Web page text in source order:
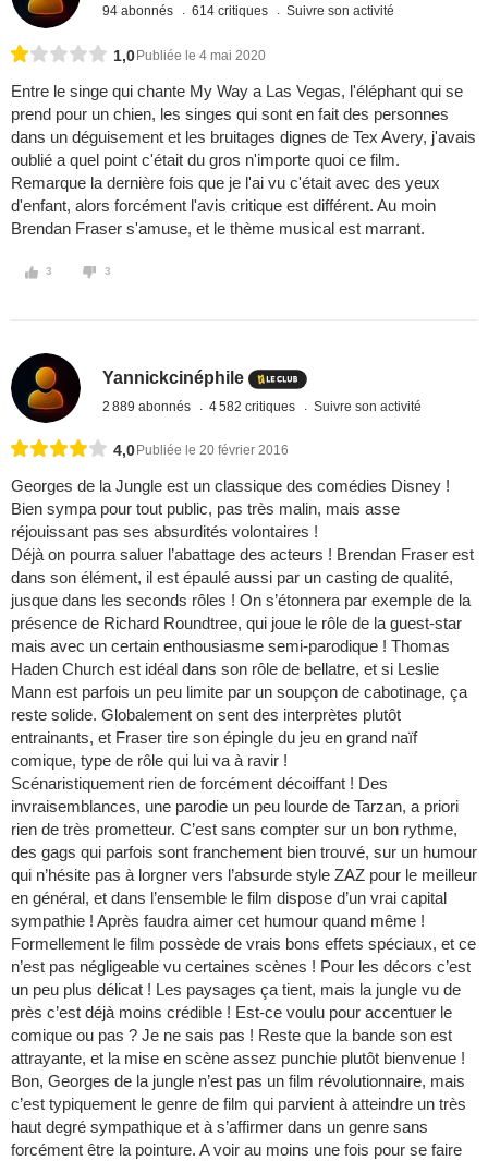
94 abonnés 614 critiques Suivre son activité
1,0 Publiée le 4 mai 2020
Entre le singe qui chante My Way a Las Vegas, l'éléphant qui se
prend pour un chien, les singes qui sont en fait des personnes
dans un déguisement et les bruitages dignes de Tex Avery, j'avais
oublié a quel point c'était du gros n'importe quoi ce film.
Remarque la dernière fois que je l'ai vu c'était avec des yeux
d'enfant, alors forcément l'avis critique est différent. Au moin
Brendan Fraser s'amuse, et le thème musical est marrant.
3 3
Yannickcinéphile
2 889 abonnés 4 582 critiques Suivre son activité
4,0 Publiée le 20 février 2016
Georges de la Jungle est un classique des comédies Disney !
Bien sympa pour tout public, pas très malin, mais asse
réjouissant pas ses absurdités volontaires !
Déjà on pourra saluer l’abattage des acteurs ! Brendan Fraser est
dans son élément, il est épaulé aussi par un casting de qualité,
jusque dans les seconds rôles ! On s’étonnera par exemple de la
présence de Richard Roundtree, qui joue le rôle de la guest-star
mais avec un certain enthousiasme semi-parodique ! Thomas
Haden Church est idéal dans son rôle de bellatre, et si Leslie
Mann est parfois un peu limite par un soupçon de cabotinage, ça
reste solide. Globalement on sent des interprètes plutôt
entrainants, et Fraser tire son épingle du jeu en grand naïf
comique, type de rôle qui lui va à ravir !
Scénaristiquement rien de forcément décoiffant ! Des
invraisemblances, une parodie un peu lourde de Tarzan, a priori
rien de très prometteur. C’est sans compter sur un bon rythme,
des gags qui parfois sont franchement bien trouvé, sur un humour
qui n’hésite pas à lorgner vers l’absurde style ZAZ pour le meilleur
en général, et dans l’ensemble le film dispose d’un vrai capital
sympathie ! Après faudra aimer cet humour quand même !
Formellement le film possède de vrais bons effets spéciaux, et ce
n’est pas négligeable vu certaines scènes ! Pour les décors c’est
un peu plus délicat ! Les paysages ça tient, mais la jungle vu de
près c’est déjà moins crédible ! Est-ce voulu pour accentuer le
comique ou pas ? Je ne sais pas ! Reste que la bande son est
attrayante, et la mise en scène assez punchie plutôt bienvenue !
Bon, Georges de la jungle n’est pas un film révolutionnaire, mais
c’est typiquement le genre de film qui parvient à atteindre un très
haut degré sympathique et à s’affirmer dans un genre sans
forcément être la pointure. A voir au moins une fois pour se faire